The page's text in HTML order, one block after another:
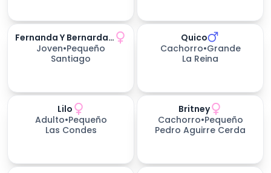
Fernanda Y Bernarda, Gatitas
Joven•Pequeño
Santiago
Quico
Cachorro•Grande
La Reina
Lilo
Adulto•Pequeño
Las Condes
Britney
Cachorro•Pequeño
Pedro Aguirre Cerda